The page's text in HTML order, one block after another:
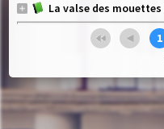
La valse des mouettes
1